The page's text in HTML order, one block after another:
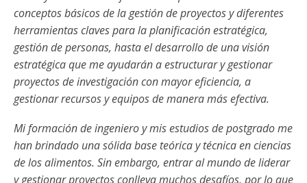
conceptos básicos de la gestión de proyectos y diferentes
herramientas claves para la planificación estratégica,
gestión de personas, hasta el desarrollo de una visión
estratégica que me ayudarán a estructurar y gestionar
proyectos de investigación con mayor eficiencia, a
gestionar recursos y equipos de manera más efectiva.
Mi formación de ingeniero y mis estudios de postgrado me
han brindado una sólida base teórica y técnica en ciencias
de los alimentos. Sin embargo, entrar al mundo de liderar
y gestionar proyectos conlleva muchos desafíos, por lo que